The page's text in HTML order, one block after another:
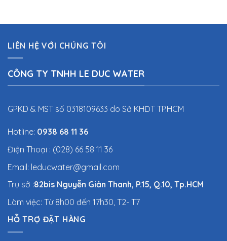
LIÊN HỆ VỚI CHÚNG TÔI
CÔNG TY TNHH LE DUC WATER
GPKD & MST số 0318109633 do Sở KHĐT TP.HCM
Hotline: 0938 68 11 36
Điện Thoại : (028) 66 58 11 36
Email: leducwater@gmail.com
Trụ sở :82bis Nguyễn Giản Thanh, P.15, Q.10, Tp.HCM
Làm việc: Từ 8h00 đến 17h30, T2- T7
HỖ TRỢ ĐẶT HÀNG